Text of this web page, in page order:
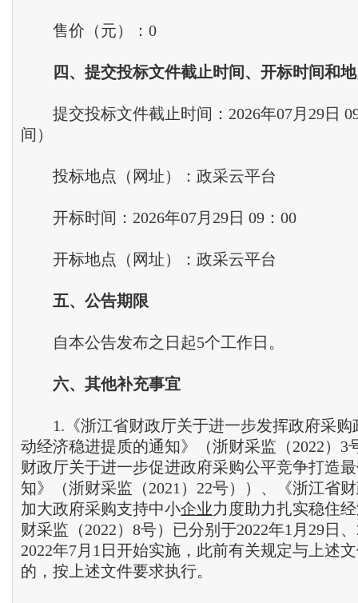
售价（元）：0
四、提交投标文件截止时间、开标时间和
提交投标文件截止时间：2026年07月29日
间）
投标地点（网址）：政采云平台
开标时间：2026年07月29日 09：00
开标地点（网址）：政采云平台
五、公告期限
自本公告发布之日起5个工作日。
六、其他补充事宜
1.《浙江省财政厅关于进一步发挥政府采购
动经济稳进提质的通知》（浙财采监（2022）3
财政厅关于进一步促进政府采购公平竞争打造
知》（浙财采监（2021）22号））、《浙江省
加大政府采购支持中小企业力度助力扎实稳住
财采监（2022）8号）已分别于2022年1月29日
2022年7月1日开始实施，此前有关规定与上述
的，按上述文件要求执行。